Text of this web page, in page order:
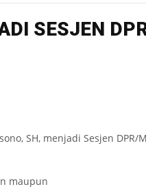
SESJEN
SH, menjadi Sesjen DPR/
maupun